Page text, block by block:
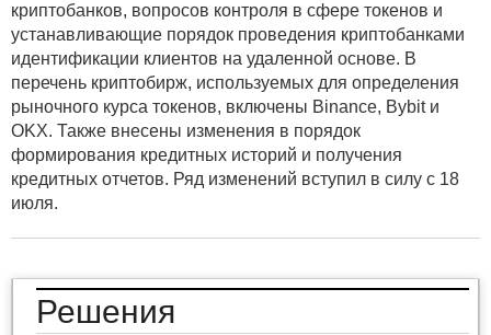
криптобанков, вопросов контроля в сфере токенов и
устанавливающие порядок проведения криптобанками
идентификации клиентов на удаленной основе. В
перечень криптобирж, используемых для определения
рыночного курса токенов, включены Binance, Bybit и
OKX. Также внесены изменения в порядок
формирования кредитных историй и получения
кредитных отчетов. Ряд изменений вступил в силу с 18
июля.
Решения